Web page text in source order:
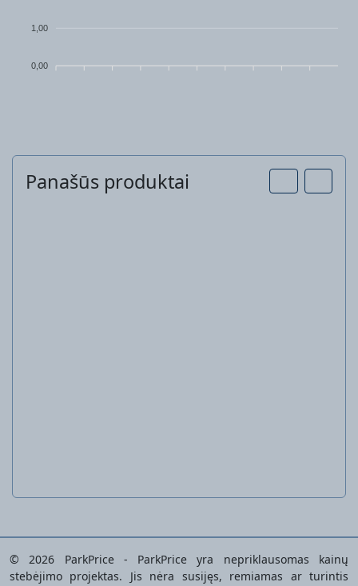
1,00
0,00
Panašūs produktai
© 2026 ParkPrice - ParkPrice yra nepriklausomas kainų
stebėjimo projektas. Jis nėra susijęs, remiamas ar turintis